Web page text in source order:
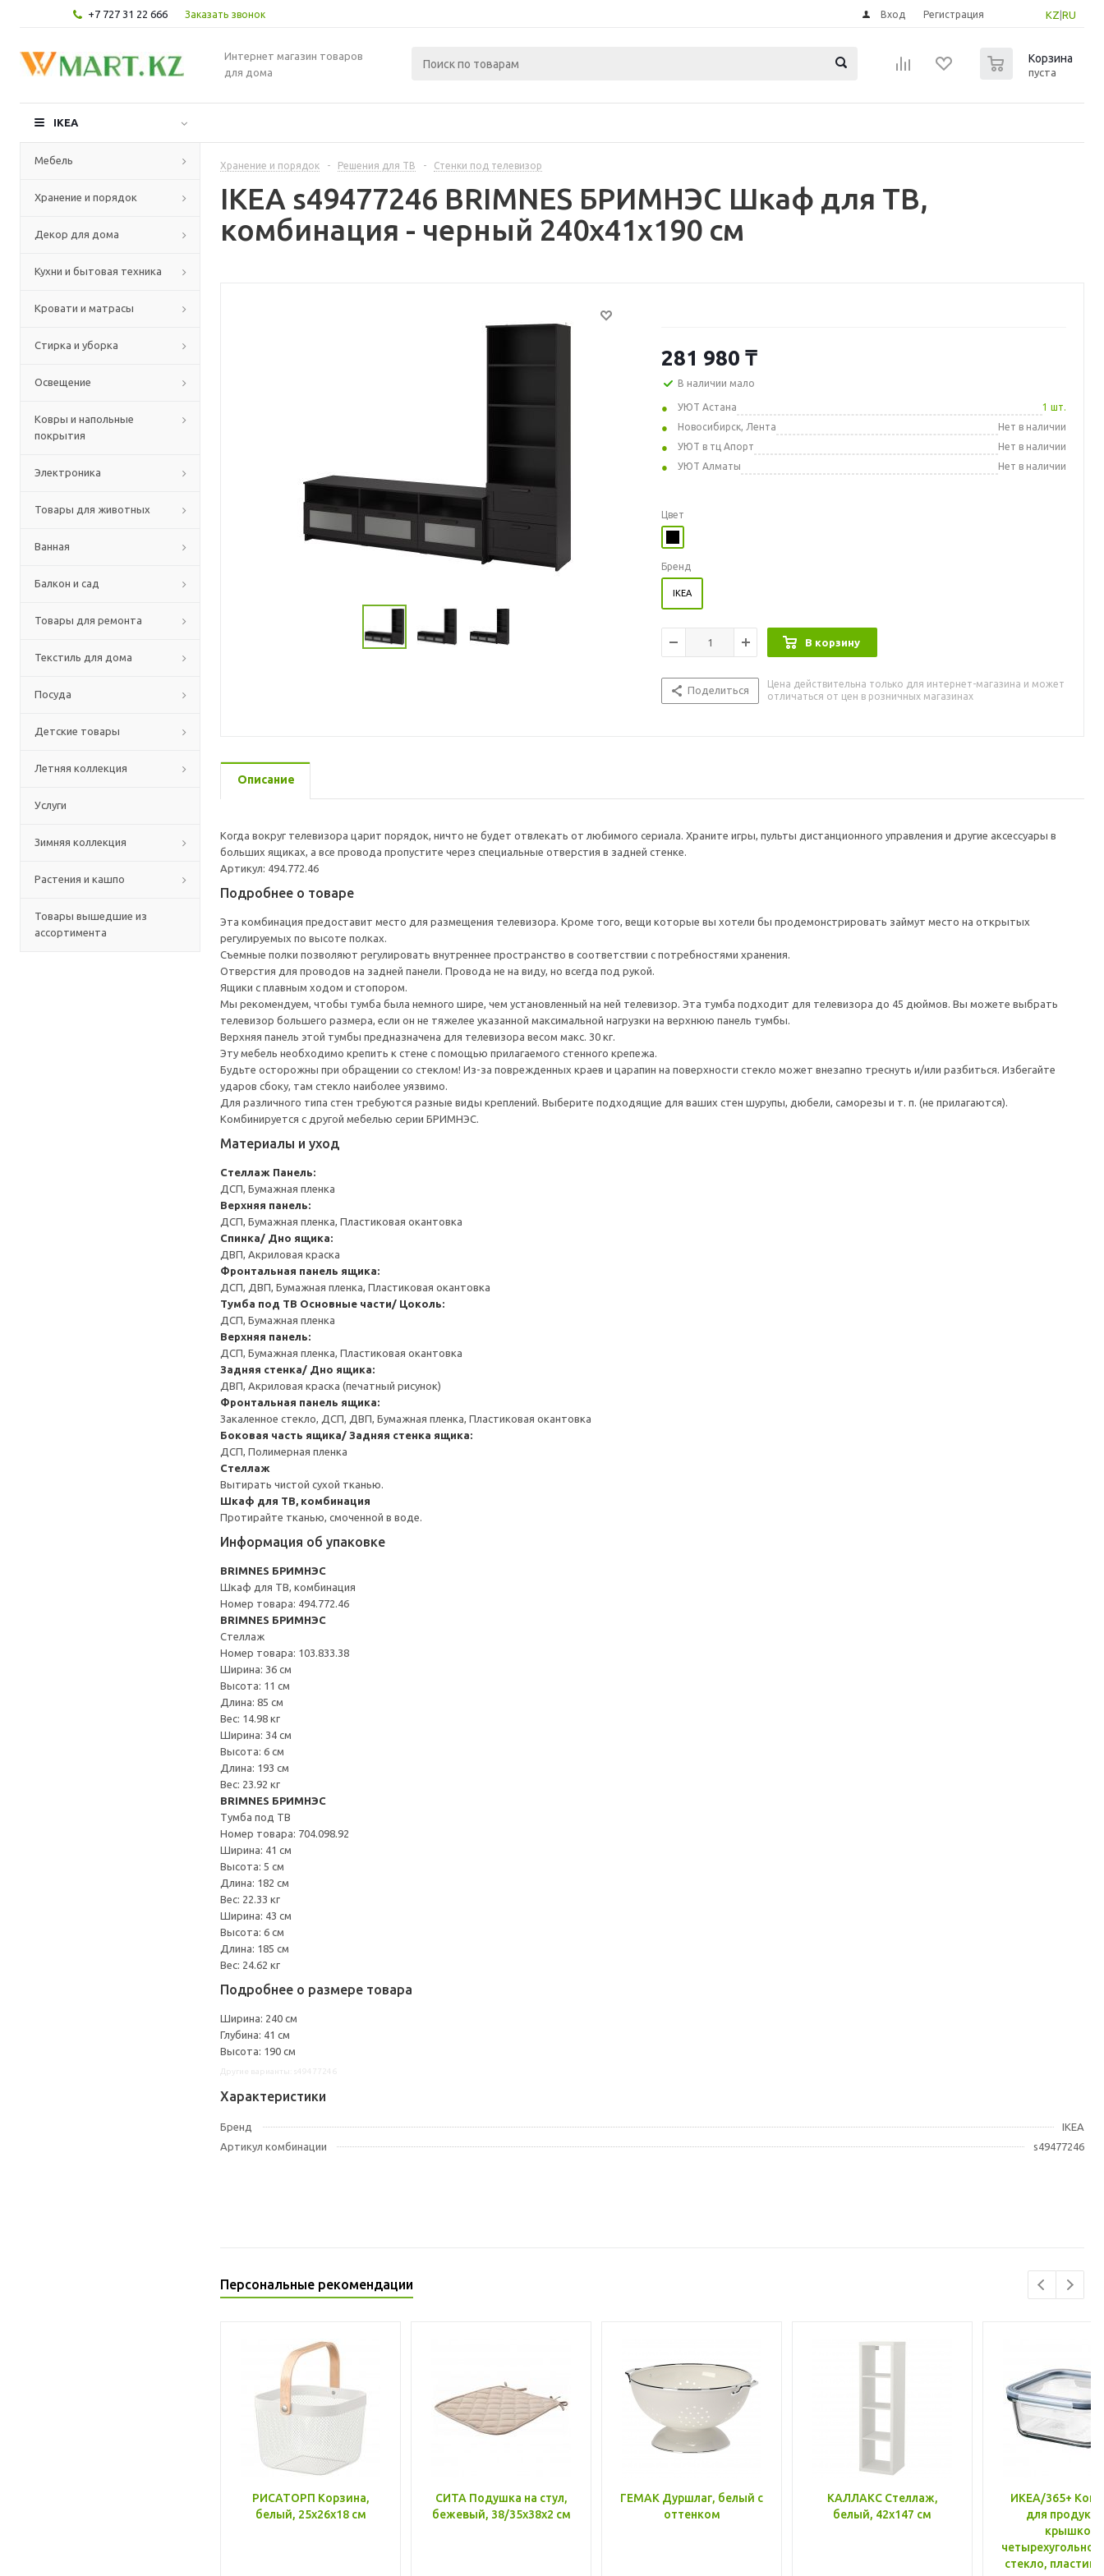
+7 727 31 22 666 Заказать звонок KZ RU
Вход Регистрация
Интернет магазин товаров
для дома
Корзина
пуста
IKEA
Мебель
Хранение и порядок
Декор для дома
Кухни и бытовая техника
Кровати и матрасы
Стирка и уборка
Освещение
Ковры и напольные
покрытия
Электроника
Товары для животных
Ванная
Балкон и сад
Товары для ремонта
Текстиль для дома
Посуда
Детские товары
Летняя коллекция
Услуги
Зимняя коллекция
Растения и кашпо
Товары вышедшие из
ассортимента
Хранение и порядок - Решения для ТВ - Стенки под телевизор
IKEA s49477246 BRIMNES БРИМНЭС Шкаф для ТВ,
комбинация - черный 240x41x190 см
281 980 ₸
В наличии мало
УЮТ Астана
1 шт.
Новосибирск, Лента
Нет в наличии
УЮТ в тц Апорт
Нет в наличии
УЮТ Алматы
Нет в наличии
Цвет
Бренд
IKEA
В корзину
Поделиться
Цена действительна только для интернет-магазина и может
отличаться от цен в розничных магазинах
Описание
Когда вокруг телевизора царит порядок, ничто не будет отвлекать от любимого сериала. Храните игры, пульты дистанционного управления и другие аксессуары в
больших ящиках, а все провода пропустите через специальные отверстия в задней стенке.
Артикул: 494.772.46
Подробнее о товаре
Эта комбинация предоставит место для размещения телевизора. Кроме того, вещи которые вы хотели бы продемонстрировать займут место на открытых
регулируемых по высоте полках.
Съемные полки позволяют регулировать внутреннее пространство в соответствии с потребностями хранения.
Отверстия для проводов на задней панели. Провода не на виду, но всегда под рукой.
Ящики с плавным ходом и стопором.
Мы рекомендуем, чтобы тумба была немного шире, чем установленный на ней телевизор. Эта тумба подходит для телевизора до 45 дюймов. Вы можете выбрать
телевизор большего размера, если он не тяжелее указанной максимальной нагрузки на верхнюю панель тумбы.
Верхняя панель этой тумбы предназначена для телевизора весом макс. 30 кг.
Эту мебель необходимо крепить к стене с помощью прилагаемого стенного крепежа.
Будьте осторожны при обращении со стеклом! Из-за поврежденных краев и царапин на поверхности стекло может внезапно треснуть и/или разбиться. Избегайте
ударов сбоку, там стекло наиболее уязвимо.
Для различного типа стен требуются разные виды креплений. Выберите подходящие для ваших стен шурупы, дюбели, саморезы и т. п. (не прилагаются).
Комбинируется с другой мебелью серии БРИМНЭС.
Материалы и уход
Стеллаж Панель:
ДСП, Бумажная пленка
Верхняя панель:
ДСП, Бумажная пленка, Пластиковая окантовка
Спинка/ Дно ящика:
ДВП, Акриловая краска
Фронтальная панель ящика:
ДСП, ДВП, Бумажная пленка, Пластиковая окантовка
Тумба под ТВ Основные части/ Цоколь:
ДСП, Бумажная пленка
Верхняя панель:
ДСП, Бумажная пленка, Пластиковая окантовка
Задняя стенка/ Дно ящика:
ДВП, Акриловая краска (печатный рисунок)
Фронтальная панель ящика:
Закаленное стекло, ДСП, ДВП, Бумажная пленка, Пластиковая окантовка
Боковая часть ящика/ Задняя стенка ящика:
ДСП, Полимерная пленка
Стеллаж
Вытирать чистой сухой тканью.
Шкаф для ТВ, комбинация
Протирайте тканью, смоченной в воде.
Информация об упаковке
BRIMNES БРИМНЭС
Шкаф для ТВ, комбинация
Номер товара: 494.772.46
BRIMNES БРИМНЭС
Стеллаж
Номер товара: 103.833.38
Ширина: 36 см
Высота: 11 см
Длина: 85 см
Вес: 14.98 кг
Ширина: 34 см
Высота: 6 см
Длина: 193 см
Вес: 23.92 кг
BRIMNES БРИМНЭС
Тумба под ТВ
Номер товара: 704.098.92
Ширина: 41 см
Высота: 5 см
Длина: 182 см
Вес: 22.33 кг
Ширина: 43 см
Высота: 6 см
Длина: 185 см
Вес: 24.62 кг
Подробнее о размере товара
Ширина: 240 см
Глубина: 41 см
Высота: 190 см
Характеристики
Бренд
IKEA
Артикул комбинации
s49477246
Персональные рекомендации
РИСАТОРП Корзина,
белый, 25x26x18 см
СИТА Подушка на стул,
бежевый, 38/35x38x2 см
ГЕМАК Дуршлаг, белый с
оттенком
КАЛЛАКС Стеллаж,
белый, 42x147 см
ИКЕА/365+
для
крышкой,
стекло, пластик